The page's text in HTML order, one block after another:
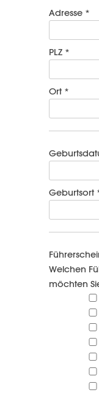
Adresse *
PLZ *
Ort *
Geburtsort
Welchen
möchten